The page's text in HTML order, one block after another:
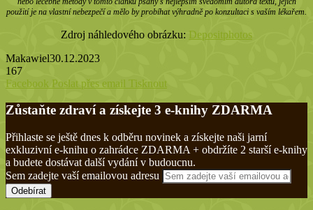
použití je na vlastní nebezpečí a mělo by probíhat výhradně po konzultaci s vaším lékařem.
Zdroj náhledového obrázku: Depositphotos
Makawiel30.12.2023
167
Facebook Poslat přes email Tisknout
Zůstaňte zdraví a získejte 3 e-knihy ZDARMA
Přihlaste se ještě dnes k odběru novinek a získejte naši jarní
exkluzivní e-knihu o zahrádce ZDARMA + obdržíte 2 starší e-knihy
a budete dostávat další vydání v budoucnu.
Sem zadejte vaší emailovou adresu